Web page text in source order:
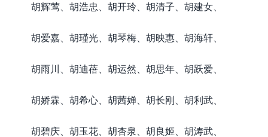
胡辉莺、胡浩忠、胡开玲、胡清子、胡建女、
胡爱嘉、胡瑾光、胡琴梅、胡映惠、胡海轩、
胡雨川、胡迪蓓、胡运然、胡思年、胡跃爱、
胡娇霖、胡希心、胡茜婵、胡长刚、胡利武、
胡碧庆、胡玉花、胡杏泉、胡良姬、胡涛武、